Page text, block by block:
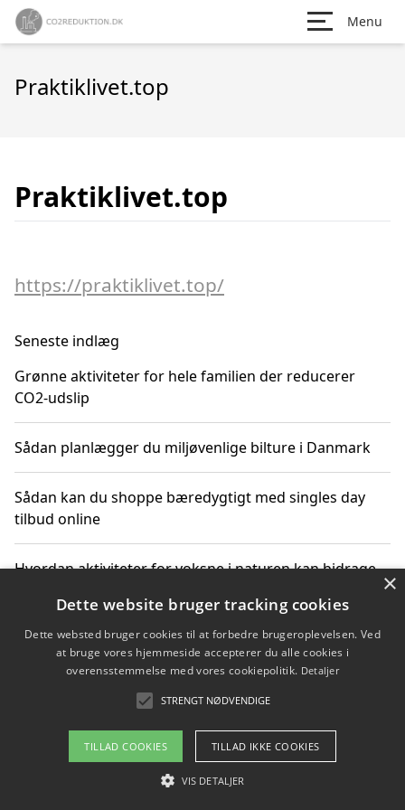
Menu
Praktiklivet.top
Praktiklivet.top
https://praktiklivet.top/
Seneste indlæg
Grønne aktiviteter for hele familien der reducerer
CO2-udslip
Sådan planlægger du miljøvenlige bilture i Danmark
Sådan kan du shoppe bæredygtigt med singles day
tilbud online
Hvordan aktiviteter for voksne i naturen kan bidrage
Sådan planlægger du dine vigtige datoer for CO2-
reduktion
Copyright 2026 - Pilanto Aps
Om / kontakt
×
Dette website bruger tracking cookies
Dette websted bruger cookies til at forbedre brugeroplevelsen. Ved
at bruge vores hjemmeside accepterer du alle cookies i
overensstemmelse med vores cookiepolitik. Detaljer
STRENGT NØDVENDIGE
TILLAD COOKIES TILLAD IKKE COOKIES
VIS DETALJER